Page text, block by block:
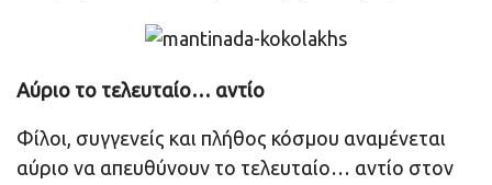
Αύριο το τελευταίο… αντίο
Φίλοι, συγγενείς και πλήθος κόσμου αναμένεται
αύριο να απευθύνουν το τελευταίο… αντίο στον